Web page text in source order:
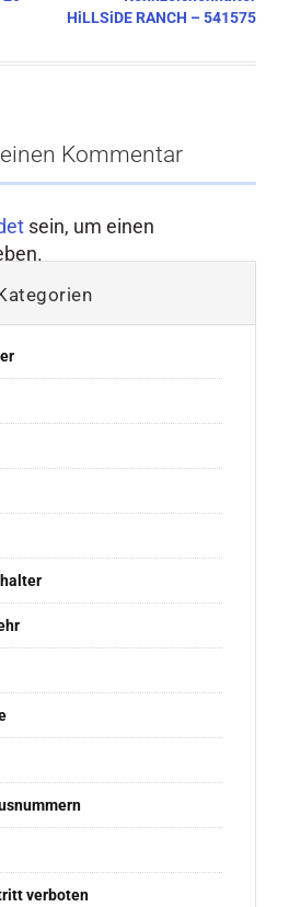
HiLLSiDE RANCH – 541575
Kommentar
sein, um einen
verboten